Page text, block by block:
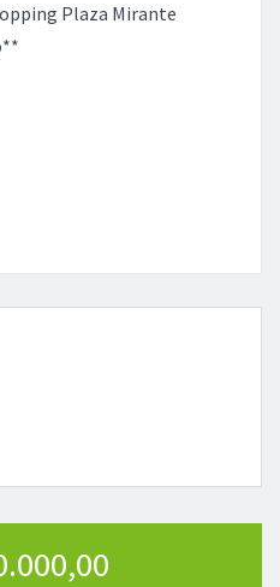
Plaza Mirante